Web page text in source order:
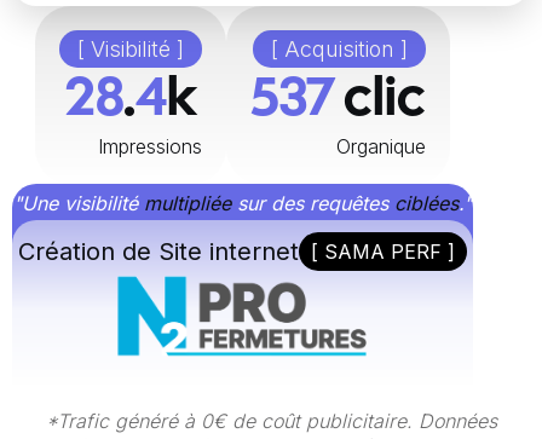
[ Visibilité ]
48.8k
Impressions
[ Acquisition ]
896 clic
Organique
"Une visibilité multipliéesur des requêtes ciblées."
Création de Site internet [ SAMA PERF ]
*Trafic généré à 0€ de coût publicitaire. Données